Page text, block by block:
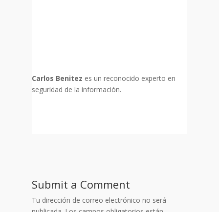
Carlos Benitez es un reconocido experto en
seguridad de la información.
Submit a Comment
Tu dirección de correo electrónico no será